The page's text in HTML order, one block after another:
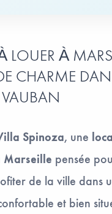
À
CHARME
VAUBAN
Spinoza, une
Marseille pensée
de la ville dans
et bien